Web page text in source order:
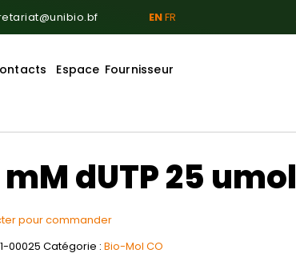
ENFR
Espace Fournisseur
mM dUTP 25 umol
pour commander
00025 Catégorie : Bio-Mol CO